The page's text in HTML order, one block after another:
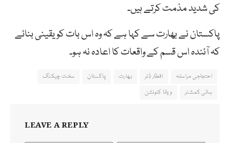
کی شدید مذمت کرتے ہیں۔
پاکستان نے بھارت سے کہا ہے کہ وہ اس بات کو یقینی بنائے
کہ آئندہ اس قسم کے واقعات کا اعادہ نہ ہو۔
احتجاجی مراسلہ افطار ڈنر بھارت پاکستان
سخت چیکنگ
ہائی کمشنر
ویانا کنونشن
LEAVE A REPLY